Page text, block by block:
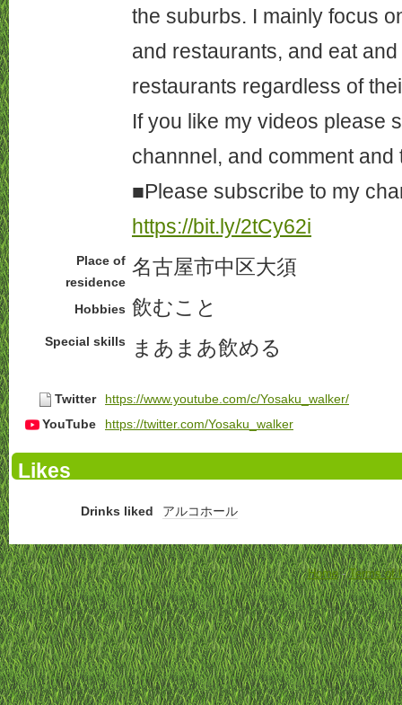
the suburbs. I mainly focus
and restaurants, and eat
restaurants regardless of
If you like my videos please
channnel, and comment and
■Please subscribe to my
https://bit.ly/2tCy62i
Place of
residence
名古屋市中区大須
Hobbies 飲むこと
Special skills まあまあ飲める
Twitter
https://www.youtube.com/c/Yosaku_walker/
YouTube
https://twitter.com/Yosaku_walker
Likes
Drinks liked アルコホール
Home-Terms of